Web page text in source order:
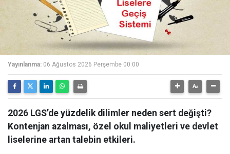
Yayınlanma: 06 Ağustos 2026 Perşembe 00:00
2026 LGS’de yüzdelik dilimler neden sert değişti?
Kontenjan azalması, özel okul maliyetleri ve devlet
liselerine artan talebin etkileri.